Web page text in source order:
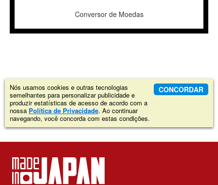
Conversor de Moedas
Nós usamos cookies e outras tecnologias
semelhantes para personalizar publicidade e
produzir estatísticas de acesso de acordo com a
nossa Política de Privacidade. Ao continuar
navegando, você concorda com estas condições.
CONCORDAR